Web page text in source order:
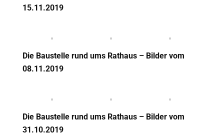
15.11.2019
Die Baustelle rund ums Rathaus – Bilder vom
08.11.2019
Die Baustelle rund ums Rathaus – Bilder vom
31.10.2019